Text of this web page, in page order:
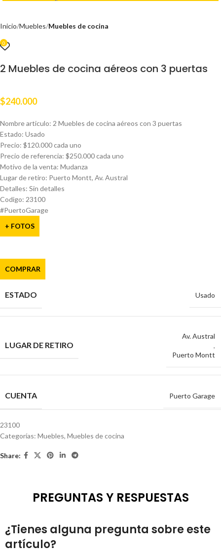
Inicio Muebles Muebles de cocina
0
2 Muebles de cocina aéreos con 3 puertas
$240.000
Nombre articulo: 2 Muebles de cocina aéreos con 3 puertas
Estado: Usado
Precio: $120.000 cada uno
Precio de referencia: $250.000 cada uno
Motivo de la venta: Mudanza
Lugar de retiro: Puerto Montt, Av. Austral
Detalles: Sin detalles
Codigo: 23100
#PuertoGarage
+ FOTOS
COMPRAR
ESTADO Usado
LUGAR DE RETIRO
Av. Austral
,
Puerto Montt
CUENTA Puerto Garage
23100
Categorías: Muebles, Muebles de cocina
Share:
PREGUNTAS Y RESPUESTAS
¿Tienes alguna pregunta sobre este
artículo?